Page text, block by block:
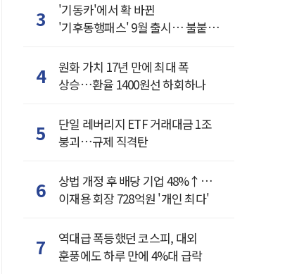
3
'기동카'에서 확 바뀐
'기후동행패스' 9월 출시… 불붙은
4
원화 가치 17년 만에 최대 폭
상승…환율 1400원선 하회하나
5
단일 레버리지 ETF 거래대금 1조
붕괴…규제 직격탄
6
상법 개정 후 배당 기업 48%↑…
이재용 회장 728억원 '개인 최다'
7
역대급 폭등했던 코스피, 대외
훈풍에도 하루 만에 4%대 급락